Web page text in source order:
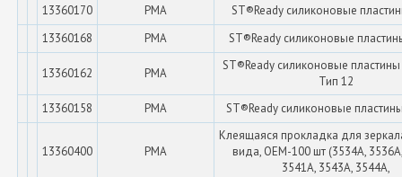
13360170
PMA
ST®Ready силиконовые
13360168
PMA ST®Ready силиконовые
13360162 PMA
ST®Ready силиконовые
Тип 12
13360158
PMA ST®Ready силиконовые
13360400 PMA
Клеящаяся прокладка для
вида, OEM-100 шт (3534A,
3541A, 3543A, 3544A,